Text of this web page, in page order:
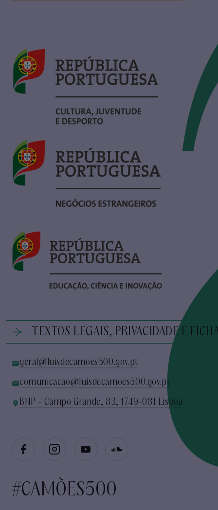
TEXTOS LEGAIS, PRIVACIDADE E
geral@luisdecamoes500.gov.pt
comunicacao@luisdecamoes500.gov.pt
BNP - Campo Grande, 83, 1749-081 Lisboa
#CAMÕES500